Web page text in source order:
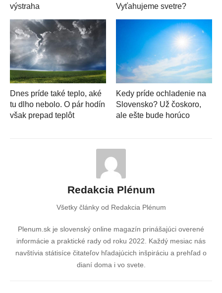
výstraha
Vyťahujeme svetre?
Dnes príde také teplo, aké
tu dlho nebolo. O pár hodín
však prepad teplôt
Kedy príde ochladenie na
Slovensko? Už čoskoro,
ale ešte bude horúco
Redakcia Plénum
Všetky články od Redakcia Plénum
Plenum.sk je slovenský online magazín prinášajúci overené
informácie a praktické rady od roku 2022. Každý mesiac nás
navštívia státisíce čitateľov hľadajúcich inšpiráciu a prehľad o
dianí doma i vo svete.